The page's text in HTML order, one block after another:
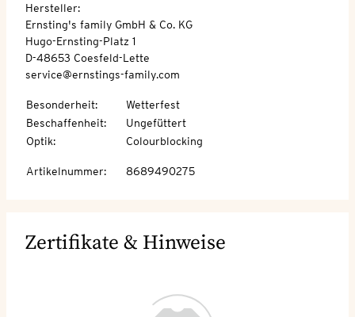
Hersteller:
Ernsting's family GmbH & Co. KG
Hugo-Ernsting-Platz 1
D-48653 Coesfeld-Lette
service@ernstings-family.com
Besonderheit:
Wetterfest
Beschaffenheit:
Ungefüttert
Optik: Colourblocking
Artikelnummer: 8689490275
Zertifikate & Hinweise